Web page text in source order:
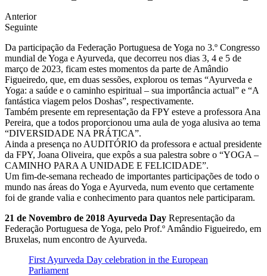
Anterior
Seguinte
Da participação da Federação Portuguesa de Yoga no 3.º Congresso
mundial de Yoga e Ayurveda, que decorreu nos dias 3, 4 e 5 de
março de 2023, ficam estes momentos da parte de Amândio
Figueiredo, que, em duas sessões, explorou os temas “Ayurveda e
Yoga: a saúde e o caminho espiritual – sua importância actual” e “A
fantástica viagem pelos Doshas”, respectivamente.
Também presente em representação da FPY esteve a professora Ana
Pereira, que a todos proporcionou uma aula de yoga alusiva ao tema
“DIVERSIDADE NA PRÁTICA”.
Ainda a presença no AUDITÓRIO da professora e actual presidente
da FPY, Joana Oliveira, que expôs a sua palestra sobre o “YOGA –
CAMINHO PARA A UNIDADE E FELICIDADE”.
Um fim-de-semana recheado de importantes participações de todo o
mundo nas áreas do Yoga e Ayurveda, num evento que certamente
foi de grande valia e conhecimento para quantos nele participaram.
21 de Novembro de 2018 Ayurveda Day Representação da
Federação Portuguesa de Yoga, pelo Prof.º Amândio Figueiredo, em
Bruxelas, num encontro de Ayurveda.
First Ayurveda Day celebration in the European
Parliament